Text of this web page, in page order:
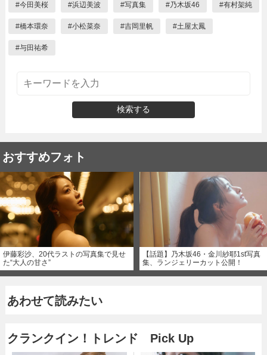
#今田美桜 #浜辺美波 #写真集 #乃木坂46 #有村架純
#橋本環奈 #小松菜奈 #吉岡里帆 #土屋太鳳
#与田祐希
検索する
おすすめフォト
伊藤彩沙、20代ラストの写真集で見せ
た“大人の甘さ”
【話題】乃木坂46・金川紗耶1st写真
集、ランジェリーカット公開！
あわせて読みたい
クランクイン！トレンド Pick Up